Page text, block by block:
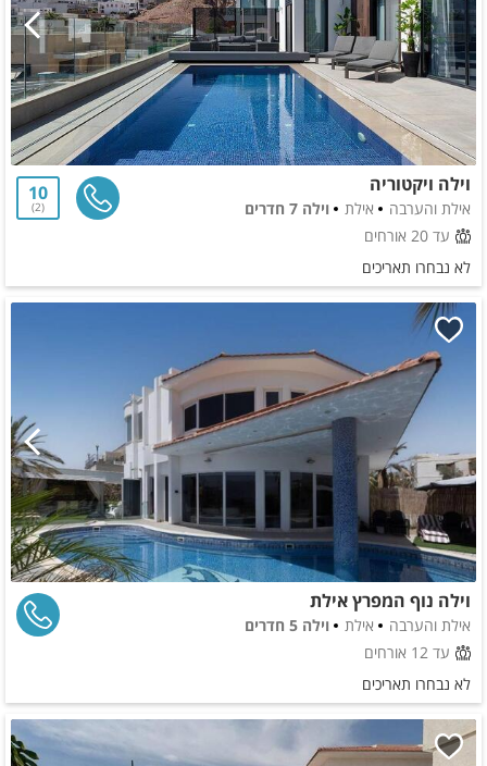
וילה ויקטוריה
אילת והערבה אילת
וילה 7 חדרים
עד 20 אורחים
10
2
לא נבחרו תאריכים
וילה נוף המפרץ אילת
אילת והערבה אילת
וילה 5 חדרים
עד 12 אורחים
לא נבחרו תאריכים